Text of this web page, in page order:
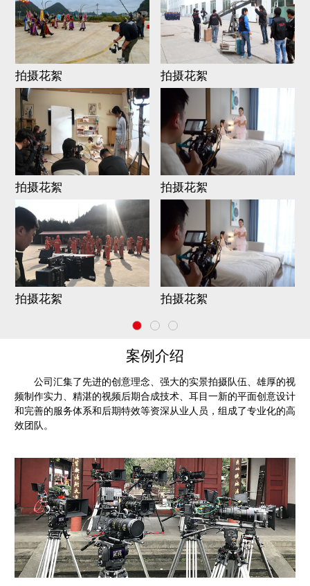
拍摄花絮 拍摄花絮
拍摄花絮 拍摄花絮
拍摄花絮 拍摄花絮
案例介绍
公司汇集了先进的创意理念、强大的实景拍摄队伍、雄厚的视
频制作实力、精湛的视频后期合成技术、耳目一新的平面创意设计
和完善的服务体系和后期特效等资深从业人员，组成了专业化的高
效团队。